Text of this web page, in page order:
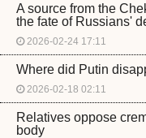
A source from the
the fate of Russians'
2026-02-24 17:11
Where did Putin
2026-02-18 02:11
Relatives oppose
body